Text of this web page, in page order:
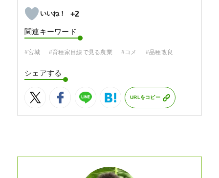
+2
関連キーワード
#宮城 #育種家目線で見る農業 #コメ #品種改良
シェアする
URLをコピー